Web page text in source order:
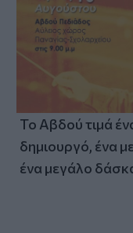
Το Αβδού τιμά
δημιουργό, ένα
ένα μεγάλο